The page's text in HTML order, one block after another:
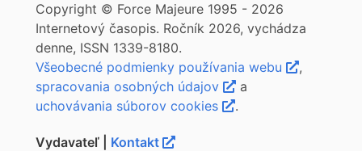
Copyright © Force Majeure 1995 - 2026
Internetový časopis. Ročník 2026, vychádza
denne, ISSN 1339-8180.
Všeobecné podmienky používania webu
,
spracovania osobných údajov
a
uchovávania súborov cookies
.
Vydavateľ | Kontakt